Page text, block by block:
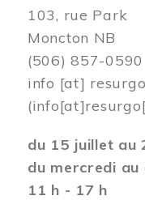
103, rue Park
Moncton NB
(506) 857-0590
info [at]
du 15 juillet au
du mercredi au
11 h - 17 h